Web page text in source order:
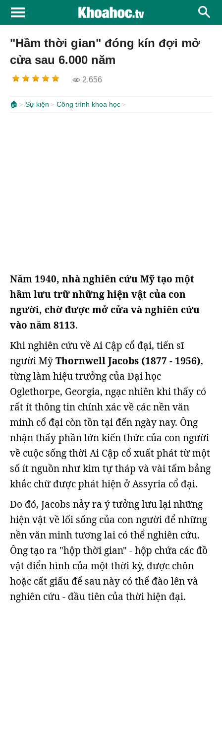
"Hầm thời gian" đóng kín đợi mở
cửa sau 6.000 năm
2.656
🏠 Sự kiện Công trình khoa học
Năm 1940, nhà nghiên cứu Mỹ tạo một
hầm lưu trữ những hiện vật của con
người, chờ được mở cửa và nghiên cứu
vào năm 8113.
Khi nghiên cứu về Ai Cập cổ đại, tiến sĩ
người MỹThornwell Jacobs (1877 - 1956),
từng làm hiệu trưởng của Đại học
Oglethorpe, Georgia, ngạc nhiên khi thấy có
rất ít thông tin chính xác về các nền văn
minh cổ đại còn tồn tại đến ngày nay. Ông
nhận thấy phần lớn kiến thức của con người
về cuộc sống thời Ai Cập cổ xuất phát từ một
số ít nguồn như kim tự tháp và vài tấm bảng
khắc chữ được phát hiện ở Assyria cổ đại.
Do đó, Jacobs nảy ra ý tưởng lưu lại những
hiện vật về lối sống của con người để những
nền văn minh tương lai có thể nghiên cứu.
Ông tạo ra "hộp thời gian" - hộp chứa các đồ
vật điển hình của một thời kỳ, được chôn
hoặc cất giấu để sau này có thể đào lên và
nghiên cứu - đầu tiên của thời hiện đại.